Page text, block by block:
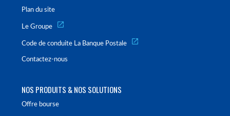
Plan du site
Le Groupe
Code de conduite La Banque Postale
Contactez-nous
NOS PRODUITS & NOS SOLUTIONS
Offre bourse